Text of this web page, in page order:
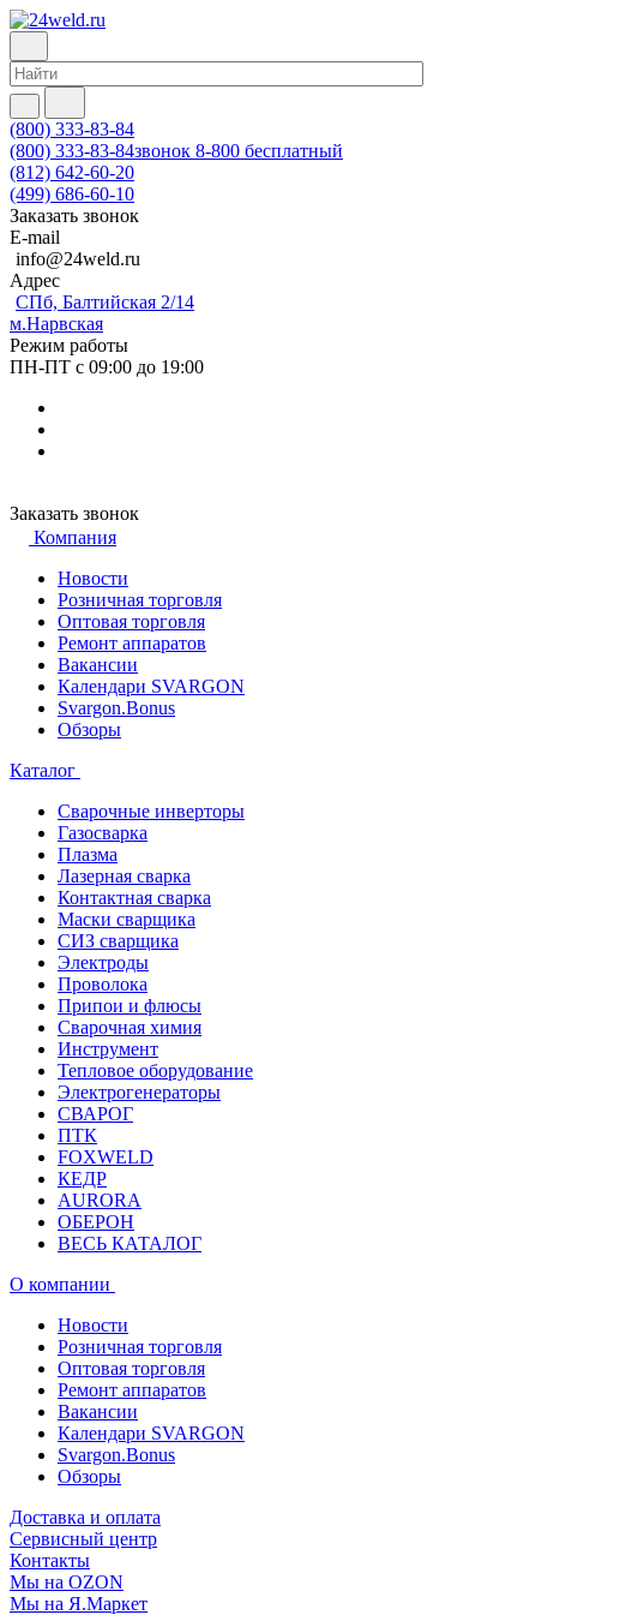
(800) 333-83-84
(800) 333-83-84звонок 8-800 бесплатный
(812) 642-60-20
(499) 686-60-10
Заказать звонок
E-mail
info@24weld.ru
Адрес
СПб, Балтийская 2/14
м.Нарвская
Режим работы
ПН-ПТ с 09:00 до 19:00
Заказать звонок
Компания
Новости
Розничная торговля
Оптовая торговля
Ремонт аппаратов
Вакансии
Календари SVARGON
Svargon.Bonus
Обзоры
Каталог
Сварочные инверторы
Газосварка
Плазма
Лазерная сварка
Контактная сварка
Маски сварщика
СИЗ сварщика
Электроды
Проволока
Припои и флюсы
Сварочная химия
Инструмент
Тепловое оборудование
Электрогенераторы
СВАРОГ
ПТК
FOXWELD
КЕДР
AURORA
ОБЕРОН
ВЕСЬ КАТАЛОГ
О компании
Новости
Розничная торговля
Оптовая торговля
Ремонт аппаратов
Вакансии
Календари SVARGON
Svargon.Bonus
Обзоры
Доставка и оплата
Сервисный центр
Контакты
Мы на OZON
Мы на Я.Маркет